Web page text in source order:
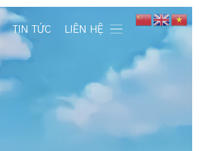
TIN TỨC LIÊN HỆ